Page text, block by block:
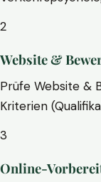
2
Website &
Prüfe Website &
Kriterien
3
Online-